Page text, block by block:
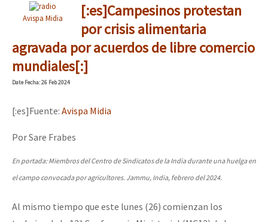
Avispa Midia
[:es]Campesinos protestan
por crisis alimentaria
agravada por acuerdos de libre comercio
mundiales[:]
DateFecha: 26 Feb 2024
[:es]Fuente: Avispa Midia
Por Sare Frabes
En portada: Miembros del Centro de Sindicatos de la India durante una huelga en
el campo convocada por agricultores. Jammu, India, febrero del 2024.
Al mismo tiempo que este lunes (26) comienzan los